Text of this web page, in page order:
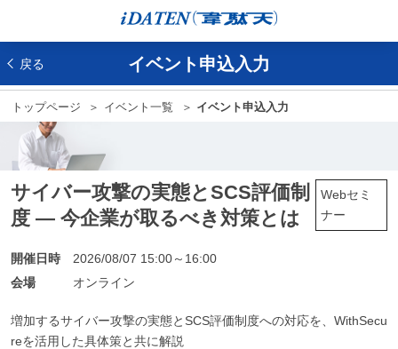
戻る イベント申込入力
トップページ イベント一覧 イベント申込入力
Webセミ
ナー
サイバー攻撃の実態とSCS評価制
度 ― 今企業が取るべき対策とは
開催日時
2026/08/07 15:00～16:00
会場
オンライン
増加するサイバー攻撃の実態とSCS評価制度への対応を、WithSecu
reを活用した具体策と共に解説